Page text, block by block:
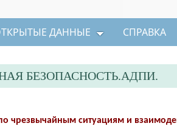
ДАННЫЕ СПРАВКА
БЕЗОПАСНОСТЬ.АДПИ.
чрезвычайным ситуациям и